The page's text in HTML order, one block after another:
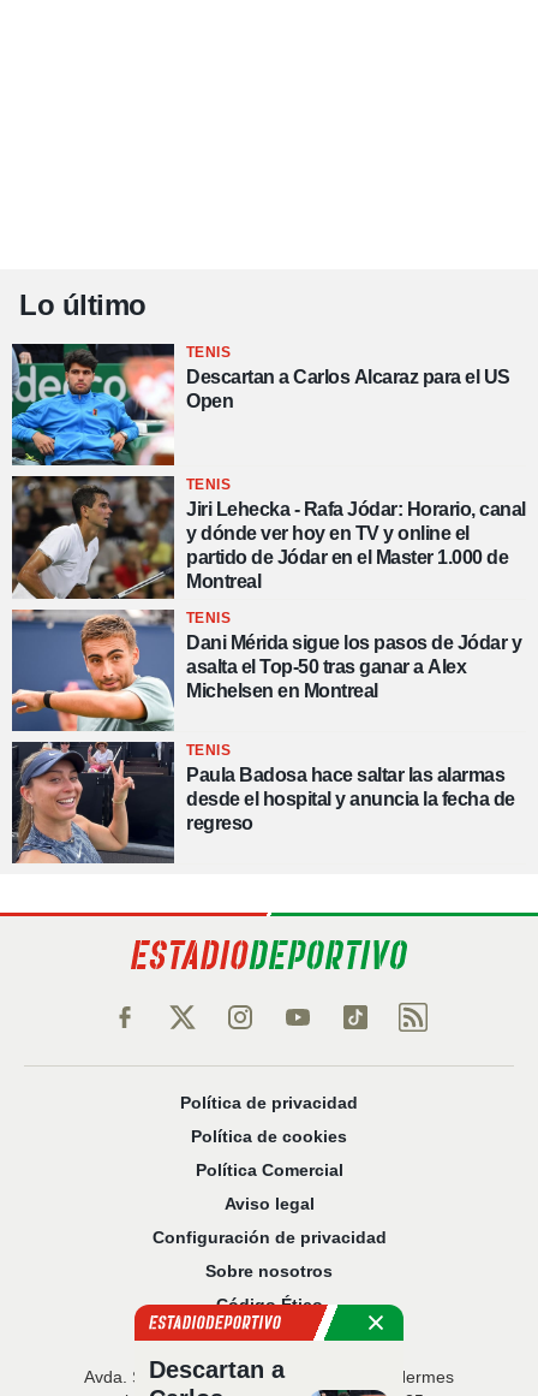
Lo último
TENIS
Descartan a Carlos Alcaraz para el US
Open
TENIS
Jiri Lehecka - Rafa Jódar: Horario, canal
y dónde ver hoy en TV y online el
partido de Jódar en el Master 1.000 de
Montreal
TENIS
Dani Mérida sigue los pasos de Jódar y
asalta el Top-50 tras ganar a Alex
Michelsen en Montreal
TENIS
Paula Badosa hace saltar las alarmas
desde el hospital y anuncia la fecha de
regreso
Política de privacidad
Política de cookies
Política Comercial
Aviso legal
Configuración de privacidad
Sobre nosotros
Código Ético
Avda. San Francisco Javier, 22 · Edificio Hermes
Descartan a